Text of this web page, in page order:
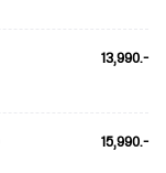
13,990.-
15,990.-